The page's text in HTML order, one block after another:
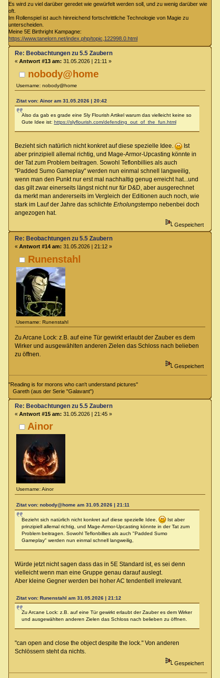
Es wird zu viel darüber geredet wie gewürfelt werden soll, und zu wenig darüber wie
oft.
Im Rollenspiel ist auch hinreichend fortschrittliche Technologie von Magie zu
unterscheiden.
Meine 5E Birthright Kampagne:
https://www.tanelorn.net/index.php/topic,122998.0.html
nobody@home
Username: nobody@home
Re: Beobachtungen zu 5.5 Zaubern
« Antwort #13 am: 31.05.2026 | 21:11 »
Zitat von: Ainor am 31.05.2026 | 20:42
Also da gab es grade eine Sly Flourish Artikel warum das vielleicht keine so
Gute Idee ist: https://slyflourish.com/defending_out_of_the_fun.html
Bezieht sich natürlich nicht konkret auf diese spezielle Idee.
Ist
aber prinzipiell allemal richtig, und Mage-Armor-Upcasting könnte in
der Tat zum Problem beitragen. Sowohl Teflonbillies als auch
"Padded Sumo Gameplay" werden nun einmal schnell langweilig,
wenn man den Punkt nur erst mal nachhaltig genug erreicht hat...und
das gilt zwar einerseits längst nicht nur für D&D, aber ausgerechnet
da merkt man andererseits im Vergleich der Editionen auch noch, wie
stark im Lauf der Jahre das schlichte Erholungstempo nebenbei doch
angezogen hat.
Gespeichert
Runenstahl
Username: Runenstahl
Re: Beobachtungen zu 5.5 Zaubern
« Antwort #14 am: 31.05.2026 | 21:12 »
Zu Arcane Lock: z.B. auf eine Tür gewirkt erlaubt der Zauber es dem
Wirker und ausgewählten anderen Zielen das Schloss nach belieben
zu öffnen.
Gespeichert
"Reading is for morons who can't understand pictures"
Gareth (aus der Serie "Galavant")
Ainor
Username: Ainor
Re: Beobachtungen zu 5.5 Zaubern
« Antwort #15 am: 31.05.2026 | 21:45 »
Zitat von: nobody@home am 31.05.2026 | 21:11
Bezieht sich natürlich nicht konkret auf diese spezielle Idee.
Ist aber
prinzipiell allemal richtig, und Mage-Armor-Upcasting könnte in der Tat zum
Problem beitragen. Sowohl Teflonbillies als auch "Padded Sumo
Gameplay" werden nun einmal schnell langweilig,
Würde jetzt nicht sagen dass das in 5E Standard ist, es sei denn
vielleicht wenn man eine Gruppe genau darauf auslegt.
Aber kleine Gegner werden bei hoher AC tendentiell irrelevant.
Zitat von: Runenstahl am 31.05.2026 | 21:12
Zu Arcane Lock: z.B. auf eine Tür gewirkt erlaubt der Zauber es dem Wirker
und ausgewählten anderen Zielen das Schloss nach belieben zu öffnen.
"can open and close the object despite the lock." Von anderen
Schlössern steht da nichts.
Gespeichert